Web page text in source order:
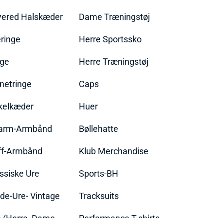
Halskæder
Armbånd
Armbånd
Ure
Ure- Vintage
Dame Træningstøj
Herre Sportssko
Herre Træningstøj
Caps
Huer
Bøllehatte
Klub Merchandise
Sports-BH
Tracksuits